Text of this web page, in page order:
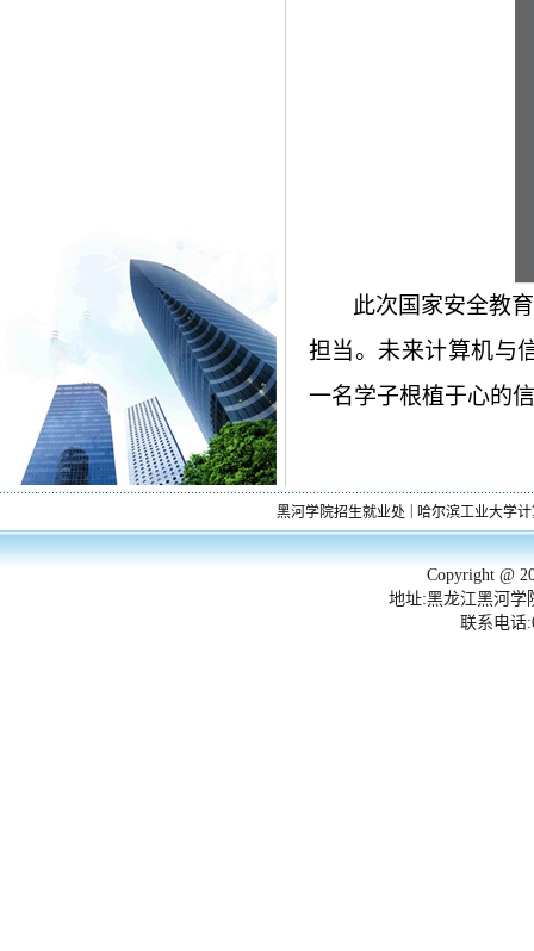
此次国家安全教
担当。未来计算机与
一名学子根植于心的
黑河学院招生就业处 哈尔滨工业大学
Copyright @
地址:黑龙江黑河学
联系电话